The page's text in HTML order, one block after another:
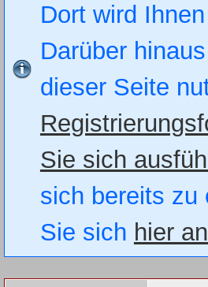
Dort wird
Darüber
dieser Seite
Sie sich
sich bereits zu
Sie sich hier